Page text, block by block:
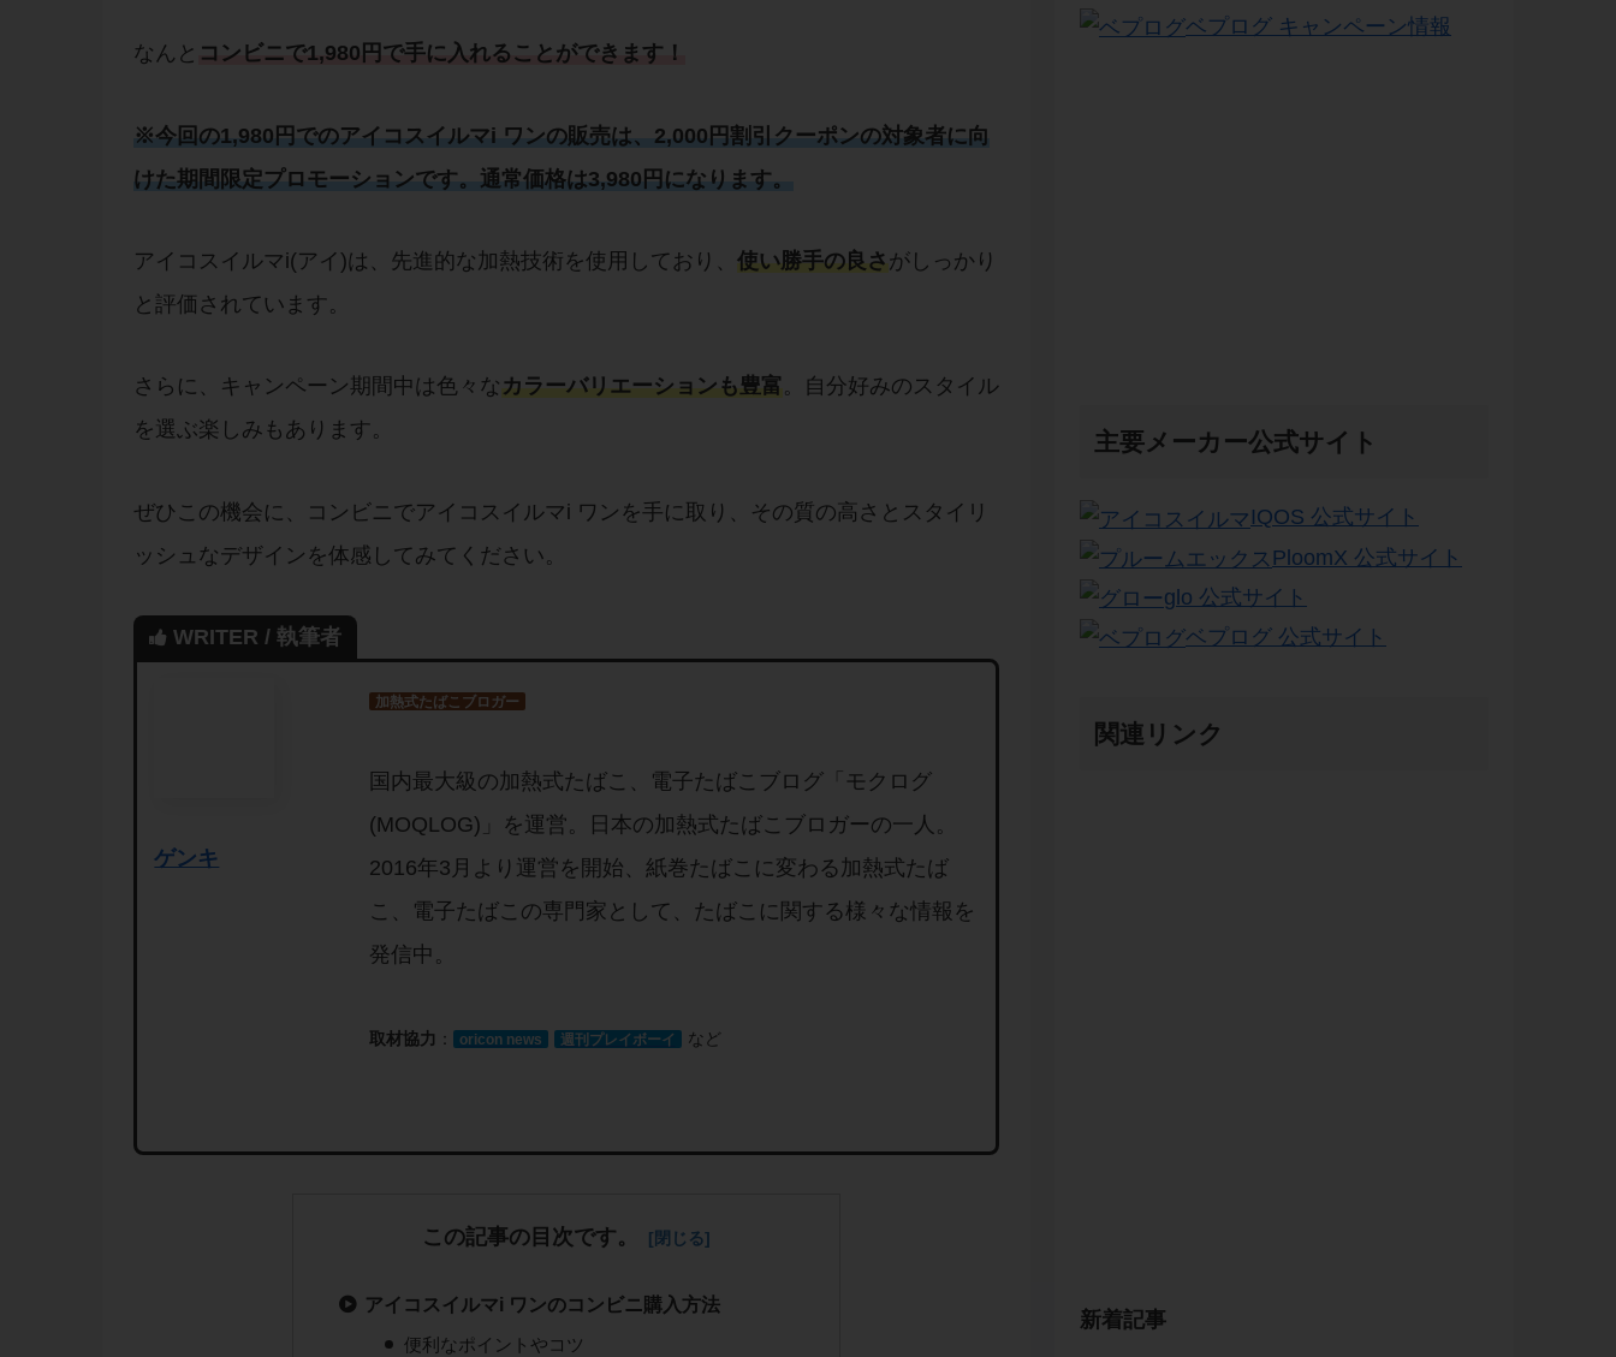
なんと コンビニで1,980円で手に入れることができます！
※今回の1,980円でのアイコスイルマi ワンの販売は、2,000円割引クーポンの対象者に向
けた期間限定プロモーションです。通常価格は3,980円になります。
アイコスイルマi(アイ)は、先進的な加熱技術を使用しており、 使い勝手の良さ がしっかり
と評価されています。
さらに、キャンペーン期間中は色々な カラーバリエーションも豊富 。自分好みのスタイル
を選ぶ楽しみもあります。
ぜひこの機会に、コンビニでアイコスイルマi ワンを手に取り、その質の高さとスタイリ
ッシュなデザインを体感してみてください。
WRITER / 執筆者
ゲンキ
加熱式たばこブロガー
国内最大級の加熱式たばこ、電子たばこブログ「モクログ
(MOQLOG)」を運営。日本の加熱式たばこブロガーの一人。
2016年3月より運営を開始、紙巻たばこに変わる加熱式たば
こ、電子たばこの専門家として、たばこに関する様々な情報を
発信中。
取材協力 ： oricon news 週刊プレイボーイ など
この記事の目次です。
アイコスイルマi ワンのコンビニ購入方法
便利なポイントやコツ
ベプログ キャンペーン情報
主要メーカー公式サイト
IQOS 公式サイト
PloomX 公式サイト
glo 公式サイト
ベプログ 公式サイト
関連リンク
新着記事